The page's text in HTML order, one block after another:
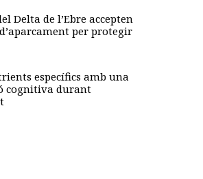
Delta de l’Ebre accepten
per protegir
específics amb una
cognitiva durant